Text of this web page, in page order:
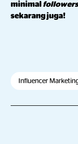
minimal
sekarang juga!
Influencer